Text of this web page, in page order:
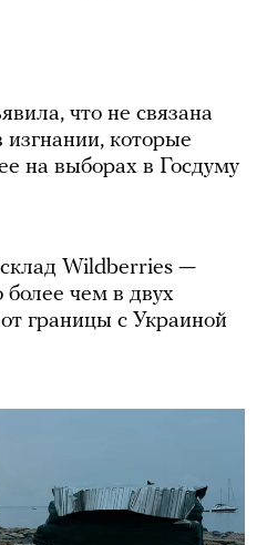
что не связана
которые
на выборах в Госдуму
Wildberries —
более чем в двух
границы с Украиной